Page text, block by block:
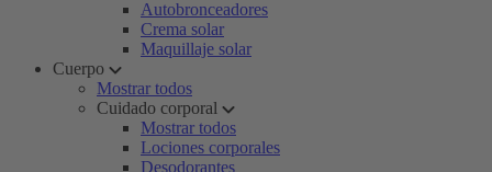
Autobronceadores
Crema solar
Maquillaje solar
Cuerpo
Mostrar todos
Cuidado corporal
Mostrar todos
Lociones corporales
Desodorantes